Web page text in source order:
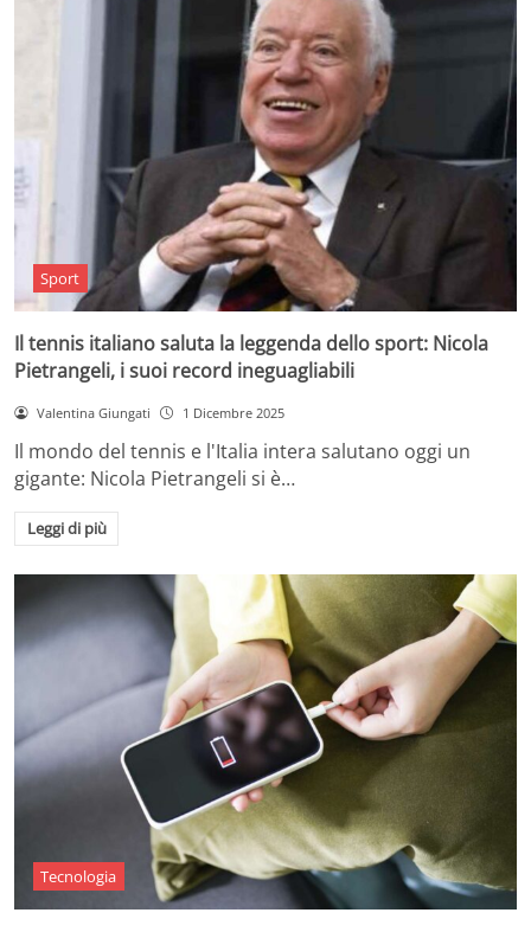
Sport
Il tennis italiano saluta la leggenda dello sport: Nicola
Pietrangeli, i suoi record ineguagliabili
Valentina Giungati 1 Dicembre 2025
Il mondo del tennis e l'Italia intera salutano oggi un
gigante: Nicola Pietrangeli si è…
Leggi di più
Tecnologia